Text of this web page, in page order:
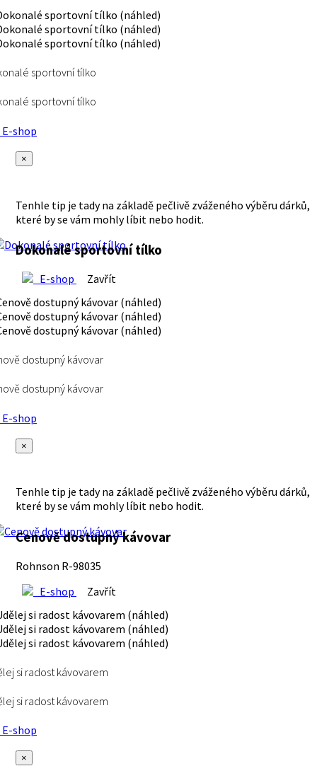
sportovní tílko
sportovní tílko
shop
×
Tenhle tip je tady na základě pečlivě zváženého výběru dárků,
které by se vám mohly líbit nebo hodit.
Dokonalé sportovní tílko
E-shop Zavřít
dostupný kávovar
dostupný kávovar
shop
×
Tenhle tip je tady na základě pečlivě zváženého výběru dárků,
které by se vám mohly líbit nebo hodit.
Cenově dostupný kávovar
Rohnson R-98035
E-shop
Zavřít
si radost kávovarem
si radost kávovarem
shop
×